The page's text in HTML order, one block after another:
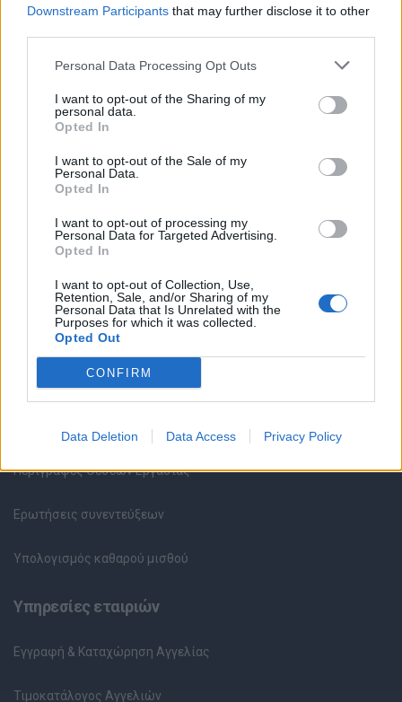
Downstream Participants that may further disclose it to other
Personal Data Processing Opt Outs
I want to opt-out of the Sharing of my
personal data.
Opted In
I want to opt-out of the Sale of my
Personal Data.
Opted In
I want to opt-out of processing my
Personal Data for Targeted Advertising.
Opted In
I want to opt-out of Collection, Use,
Retention, Sale, and/or Sharing of my
Personal Data that Is Unrelated with the
Purposes for which it was collected.
Opted Out
CONFIRM
Data Deletion Data Access Privacy Policy
Θέσεις εργασίας
Όλες οι Θέσεις Εργασίας
Θέσεις Εργασίας ανά Εταιρεία
Κέντρο Βοήθειας
Υπηρεσίες υποψηφίων
Καταχώρηση Online Βιογραφικού
Συμβουλές Καριέρας
Περιγραφές Θέσεων Εργασίας
Ερωτήσεις συνεντεύξεων
Υπολογισμός καθαρού μισθού
Υπηρεσίες εταιριών
Εγγραφή & Καταχώρηση Αγγελίας
Τιμοκατάλογος Αγγελιών